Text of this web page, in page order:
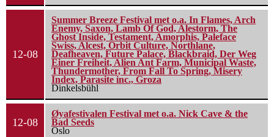
12-08
Summer Breeze Festival met o.a. In Flames, Arch
Enemy, Saxon, Lamb Of God, Alestorm, The
Ghost Inside, Testament, Amorphis, Paleface
Swiss, Alcest, Orbit Culture, Northlane,
Deafheaven, Future Palace, Blackbraid, Der Weg
Einer Freiheit, Alien Ant Farm, Municipal Waste,
Thundermother, From Fall To Spring, Misery
Index, Parasite inc., Groza
Dinkelsbühl
12-08
Øyafestivalen Festival met o.a. Nick Cave & the
Bad Seeds
Oslo